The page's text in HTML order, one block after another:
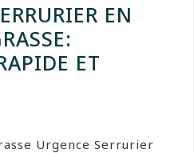
EN
ET
Urgence Serrurier